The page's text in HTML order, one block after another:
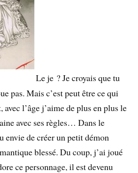
Le je ? Je croyais que tu
pas. Mais c’est peut être ce qui
l’âge j’aime de plus en plus le
avec ses règles… Dans le
envie de créer un petit démon
blessé. Du coup, j’ai joué
ce personnage, il est devenu